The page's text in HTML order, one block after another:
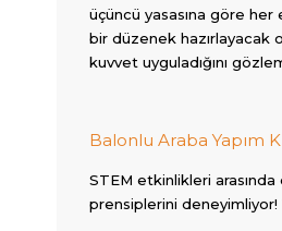
üçüncü yasasına göre
bir düzenek hazırlayacak
kuvvet uyguladığını
Balonlu Araba Yapım
STEM etkinlikleri
prensiplerini deneyimliyor!